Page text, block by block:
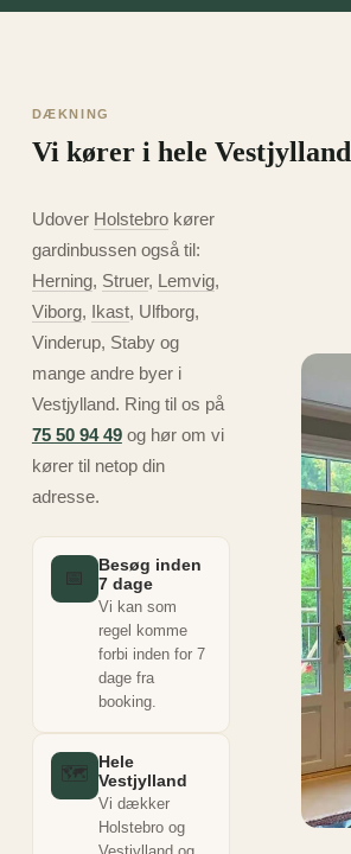
DÆKNING
Vi kører i hele Vestjylland
Udover Holstebrokører
gardinbussen også til:
Herning, Struer, Lemvig,
Viborg, Ikast, Ulfborg,
Vinderup, Staby og
mange andre byer i
Vestjylland. Ring til os på
75 50 94 49og hør om vi
kører til netop din
adresse.
📅
Besøg inden
7 dage
Vi kan som
regel komme
forbi inden for 7
dage fra
booking.
🗺️
Hele
Vestjylland
Vi dækker
Holstebro og